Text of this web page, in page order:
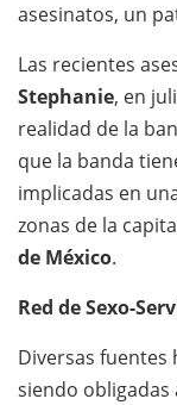
asesinatos, un
Las recientes
Stephanie, en
realidad de la
que la banda
implicadas en
zonas de la
de México.
Red de Sexo-
Diversas fuentes
siendo obligadas